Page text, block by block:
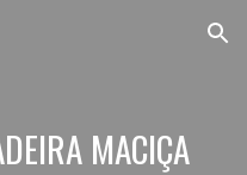
Skip to navigation
MACIÇA